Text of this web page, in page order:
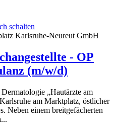
schalten
Karlsruhe-Neureut GmbH
- OP
(m/w/d)
„Hautärzte am
am Marktplatz, östlicher
Neben einem breitgefächerten